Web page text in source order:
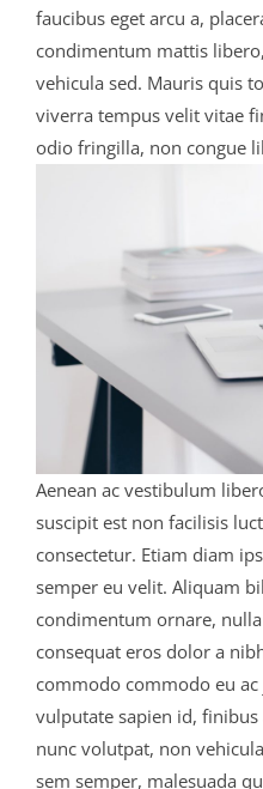
faucibus eget arcu a,
condimentum mattis
vehicula sed. Mauris quis
viverra tempus velit vitae
odio fringilla, non congue
Aenean ac vestibulum
suscipit est non facilisis
consectetur. Etiam diam
semper eu velit. Aliquam
condimentum ornare,
consequat eros dolor a
commodo commodo eu
vulputate sapien id,
nunc volutpat, non
sem semper, malesuada